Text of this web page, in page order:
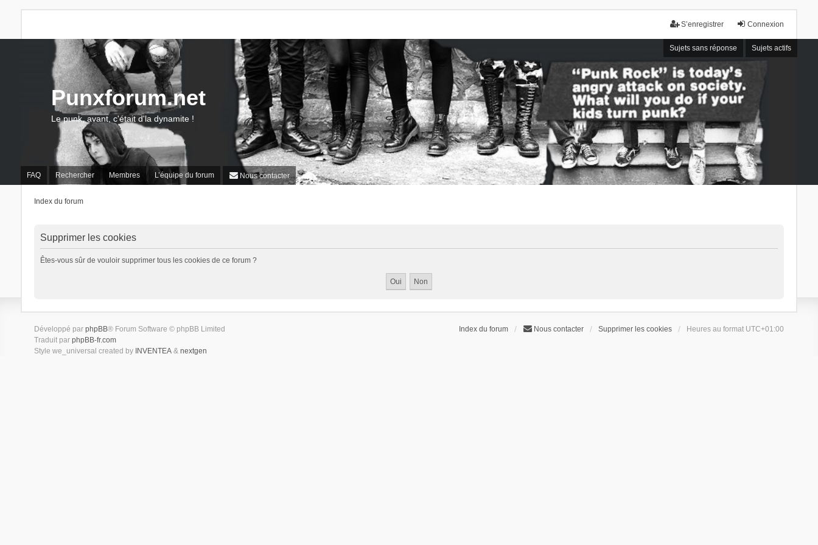
Connexion
S’enregistrer
Sujets sans réponse Sujets actifs
FAQ Rechercher Membres L’équipe du forum Nous contacter
Punxforum.net
Le punk, avant, c'était d'la dynamite !
Index du forum
Supprimer les cookies
Êtes-vous sûr de vouloir supprimer tous les cookies de ce forum ?
Index du forum Nous contacter Supprimer les cookies Heures au format UTC+01:00
Développé par phpBB® Forum Software © phpBB Limited
Traduit par phpBB-fr.com
Style we_universal created by INVENTEA& nextgen